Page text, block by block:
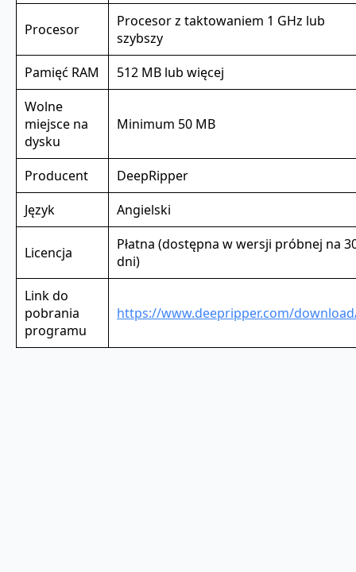
Procesor
Procesor z taktowaniem 1 GHz lub
szybszy
Pamięć RAM
512 MB lub więcej
Wolne
miejsce na
dysku
Minimum 50 MB
Producent
DeepRipper
Język
Angielski
Licencja
Płatna (dostępna w wersji próbnej na
dni)
Link do
pobrania
programu
https://www.deepripper.com/